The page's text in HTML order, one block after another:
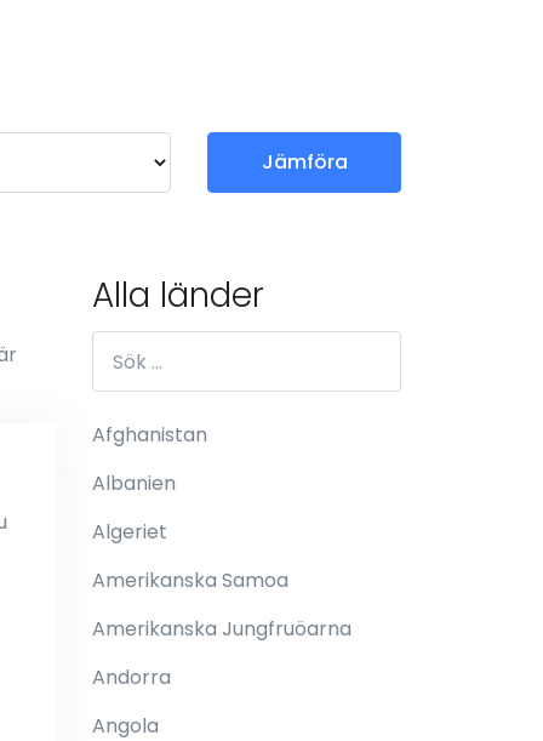
Jämföra
Alla länder
Afghanistan
Albanien
Algeriet
Amerikanska Samoa
Amerikanska Jungfruöarna
Andorra
Angola